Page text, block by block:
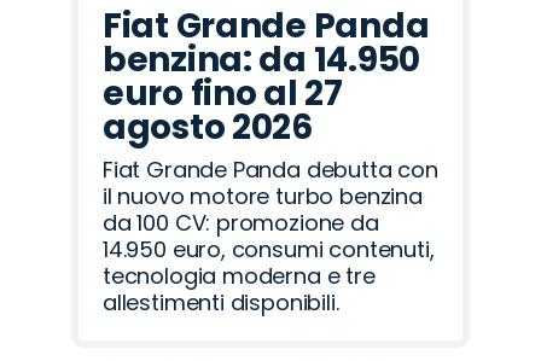
Fiat Grande Panda
benzina: da 14.950
euro fino al 27
agosto 2026
Fiat Grande Panda debutta con
il nuovo motore turbo benzina
da 100 CV: promozione da
14.950 euro, consumi contenuti,
tecnologia moderna e tre
allestimenti disponibili.